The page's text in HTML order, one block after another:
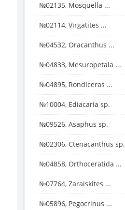
№02135, Mosquella ...
№02114, Virgatites ...
№04532, Oracanthus ...
№04833, Mesuropetala ...
№04895, Rondiceras ...
№10004, Ediacaria sp.
№09526, Asaphus sp.
№02306, Ctenacanthus sp.
№04858, Orthoceratida ...
№07764, Zaraiskites ...
№05896, Pegocrinus ...